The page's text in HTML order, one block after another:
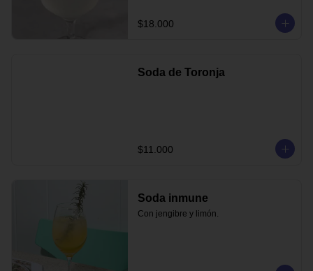
$18.000
Soda de Toronja
$11.000
Soda inmune
Con jengibre y limón.